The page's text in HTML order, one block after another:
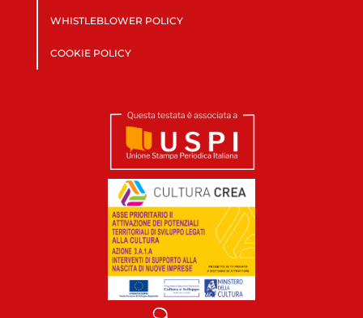
WHISTLEBLOWER POLICY
COOKIE POLICY